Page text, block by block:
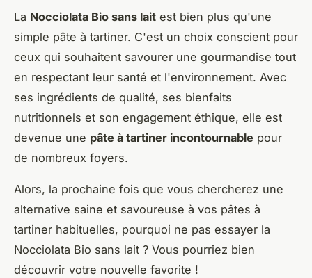
La Nocciolata Bio sans lait est bien plus qu'une
simple pâte à tartiner. C'est un choix conscient pour
ceux qui souhaitent savourer une gourmandise tout
en respectant leur santé et l'environnement. Avec
ses ingrédients de qualité, ses bienfaits
nutritionnels et son engagement éthique, elle est
devenue une pâte à tartiner incontournable pour
de nombreux foyers.
Alors, la prochaine fois que vous chercherez une
alternative saine et savoureuse à vos pâtes à
tartiner habituelles, pourquoi ne pas essayer la
Nocciolata Bio sans lait ? Vous pourriez bien
découvrir votre nouvelle favorite !